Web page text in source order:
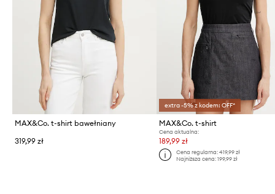
MAX&Co. t-shirt bawełniany
319,99 zł
extra -5% z kodem: OFF*
MAX&Co. t-shirt
Cena aktualna:
189,99 zł
Cena regularna: 419,99 zł
Najniższa cena: 199,99 zł